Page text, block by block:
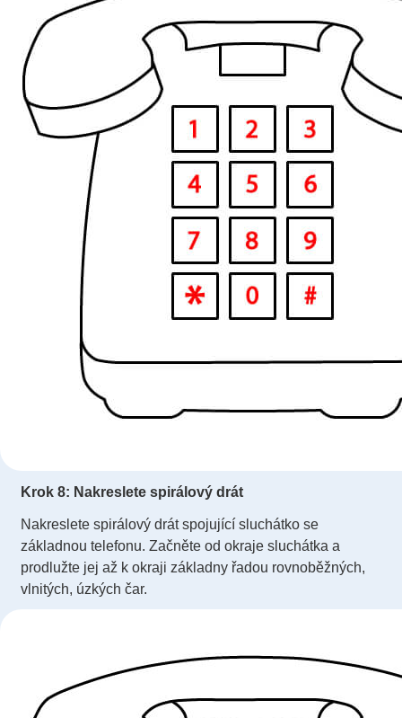
Krok 8: Nakreslete spirálový drát
Nakreslete spirálový drát spojující sluchátko se
základnou telefonu. Začněte od okraje sluchátka a
prodlužte jej až k okraji základny řadou rovnoběžných,
vlnitých, úzkých čar.